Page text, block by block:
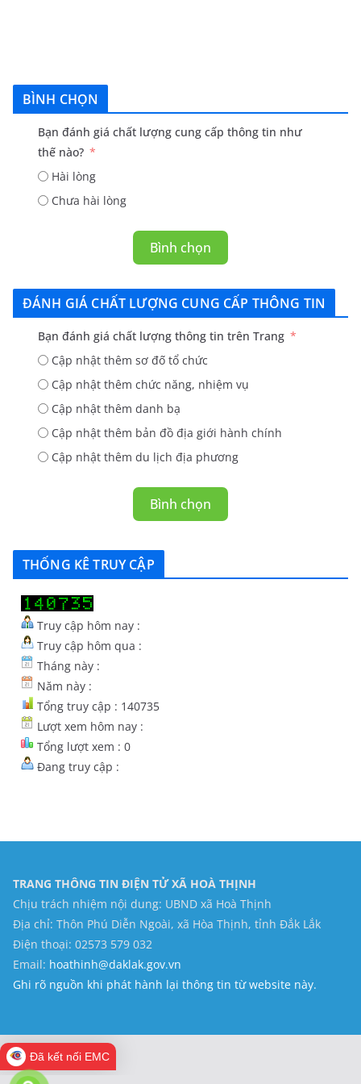
BÌNH CHỌN
Bạn đánh giá chất lượng cung cấp thông tin như
thế nào?
Hài lòng
Chưa hài lòng
Bình chọn
ĐÁNH GIÁ CHẤT LƯỢNG CUNG CẤP THÔNG TIN
Bạn đánh giá chất lượng thông tin trên Trang
Cập nhật thêm sơ đố tổ chức
Cập nhật thêm chức năng, nhiệm vụ
Cập nhật thêm danh bạ
Cập nhật thêm bản đồ địa giới hành chính
Cập nhật thêm du lịch địa phương
Bình chọn
THỐNG KÊ TRUY CẬP
Truy cập hôm nay :
Truy cập hôm qua :
Tháng này :
Năm này :
Tổng truy cập : 140735
Lượt xem hôm nay :
Tổng lượt xem : 0
Đang truy cập :
TRANG THÔNG TIN ĐIỆN TỬ XÃ HOÀ THỊNH
Chịu trách nhiệm nội dung: UBND xã Hoà Thịnh
Địa chỉ: Thôn Phú Diễn Ngoài, xã Hòa Thịnh, tỉnh Đắk Lắk
Điện thoại: 02573 579 032
Email: hoathinh@daklak.gov.vn
Ghi rõ nguồn khi phát hành lại thông tin từ website này.
Đã kết nối EMC